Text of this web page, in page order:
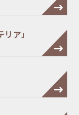
ア」